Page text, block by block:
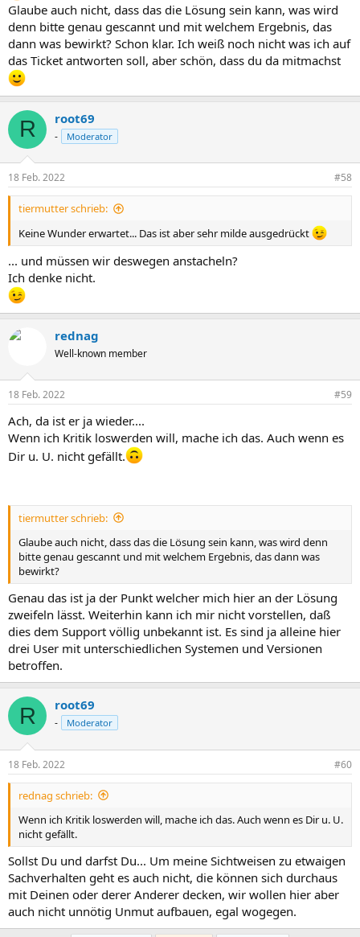
Fügen Sie diese ZIP-Datei ihrem Helpdesk Ticket zu.
Xxxxx
2022-02-04 20:29:12
Hallo xxxxx,
anbei das Dumplog. Bei Bedarf stelle ich gerne die Logs von zwei
weiteren Usern auf anderen Hostsystemen bereit.
Gruß und ein schönes Wochenende
Xxxx
QV60xxx915.zip
2022-02-18 11:42:13
gibt es hierzu schon etwas Neues?
Gruß
Glaube auch nicht, dass das die Lösung sein kann, was wird
denn bitte genau gescannt und mit welchem Ergebnis, das
dann was bewirkt? Schon klar. Ich weiß noch nicht was ich auf
das Ticket antworten soll, aber schön, dass du da mitmachst
R root69
- Moderator
18 Feb. 2022 #58
tiermutter schrieb:
Keine Wunder erwartet... Das ist aber sehr milde ausgedrückt
... und müssen wir deswegen anstacheln?
Ich denke nicht.
rednag
Well-known member
18 Feb. 2022 #59
Ach, da ist er ja wieder....
Wenn ich Kritik loswerden will, mache ich das. Auch wenn es
Dir u. U. nicht gefällt.
tiermutter schrieb:
Glaube auch nicht, dass das die Lösung sein kann, was wird denn
bitte genau gescannt und mit welchem Ergebnis, das dann was
bewirkt?
Genau das ist ja der Punkt welcher mich hier an der Lösung
zweifeln lässt. Weiterhin kann ich mir nicht vorstellen, daß
dies dem Support völlig unbekannt ist. Es sind ja alleine hier
drei User mit unterschiedlichen Systemen und Versionen
betroffen.
R root69
- Moderator
18 Feb. 2022 #60
rednag schrieb:
Wenn ich Kritik loswerden will, mache ich das. Auch wenn es Dir u. U.
nicht gefällt.
Sollst Du und darfst Du... Um meine Sichtweisen zu etwaigen
Sachverhalten geht es auch nicht, die können sich durchaus
mit Deinen oder derer Anderer decken, wir wollen hier aber
auch nicht unnötig Unmut aufbauen, egal wogegen.